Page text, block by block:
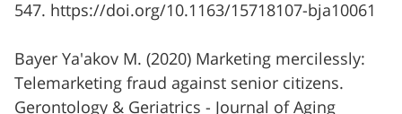
547. https://doi.org/10.1163/15718107-bja10061
Bayer Ya'akov M. (2020) Marketing mercilessly:
Telemarketing fraud against senior citizens.
Gerontology & Geriatrics - Journal of Aging